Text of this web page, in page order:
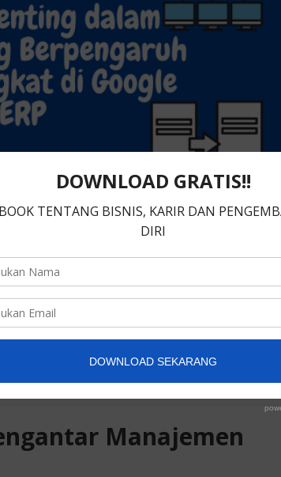
cocok untuk mengembangkan website bisnis
lebih cepat dan powerfull? Jika demikian,
dan mengetahui lebih jauh pada
bisa menentukan pilihan yang ada disana
Manajemen